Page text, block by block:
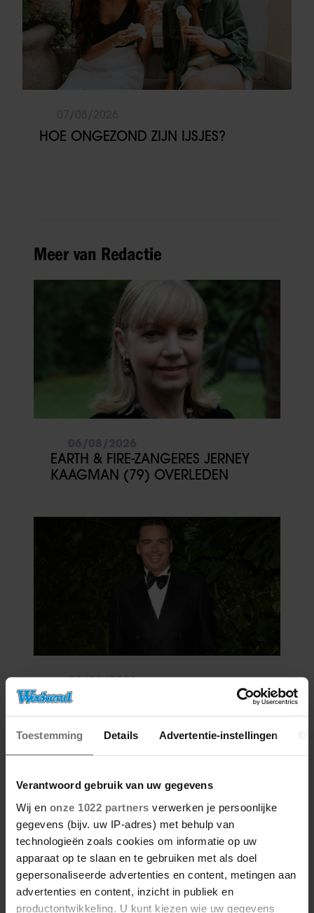
Toestemming Details Advertentie-instellingen
Verantwoord gebruik van uw gegevens
Wij en onze 1022 partners verwerken je persoonlijke
gegevens (bijv. uw IP-adres) met behulp van
technologieën zoals cookies om informatie op uw
apparaat op te slaan en te gebruiken met als doel
gepersonaliseerde advertenties en content, metingen aan
advertenties en content, inzicht in publiek en
productontwikkeling. U kunt kiezen wie uw gegevens
HOE ONGEZOND ZIJN IJSJES?
Meer van Redactie
EARTH & FIRE-ZANGERES JERNEY
KAAGMAN (79) OVERLEDEN
06/08/2026
IJZIGE STRIJD KRIJGT BIZARRE
BELANDT TÓCH MET VALENTIJN
DRIESSEN IN HET VLIEGTUIG